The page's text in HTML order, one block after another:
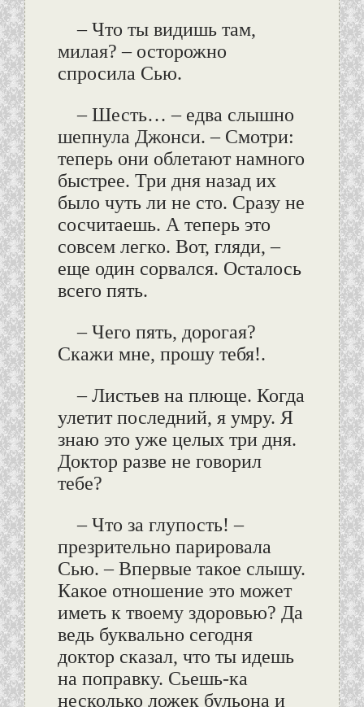
– Что ты видишь там,
милая? – осторожно
спросила Сью.
– Шесть… – едва слышно
шепнула Джонси. – Смотри:
теперь они облетают намного
быстрее. Три дня назад их
было чуть ли не сто. Сразу не
сосчитаешь. А теперь это
совсем легко. Вот, гляди, –
еще один сорвался. Осталось
всего пять.
– Чего пять, дорогая?
Скажи мне, прошу тебя!.
– Листьев на плюще. Когда
улетит последний, я умру. Я
знаю это уже целых три дня.
Доктор разве не говорил
тебе?
– Что за глупость! –
презрительно парировала
Сью. – Впервые такое слышу.
Какое отношение это может
иметь к твоему здоровью? Да
ведь буквально сегодня
доктор сказал, что ты идешь
на поправку. Сьешь-ка
несколько ложек бульона и